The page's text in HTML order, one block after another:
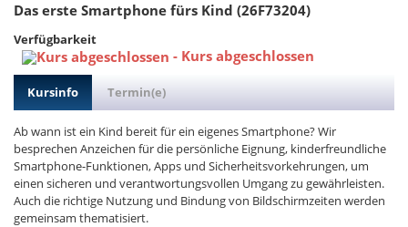
Das erste Smartphone fürs Kind (26F73204)
Verfügbarkeit
- Kurs abgeschlossen
Kursinfo Termin(e)
Ab wann ist ein Kind bereit für ein eigenes Smartphone? Wir
besprechen Anzeichen für die persönliche Eignung, kinderfreundliche
Smartphone-Funktionen, Apps und Sicherheitsvorkehrungen, um
einen sicheren und verantwortungsvollen Umgang zu gewährleisten.
Auch die richtige Nutzung und Bindung von Bildschirmzeiten werden
gemeinsam thematisiert.